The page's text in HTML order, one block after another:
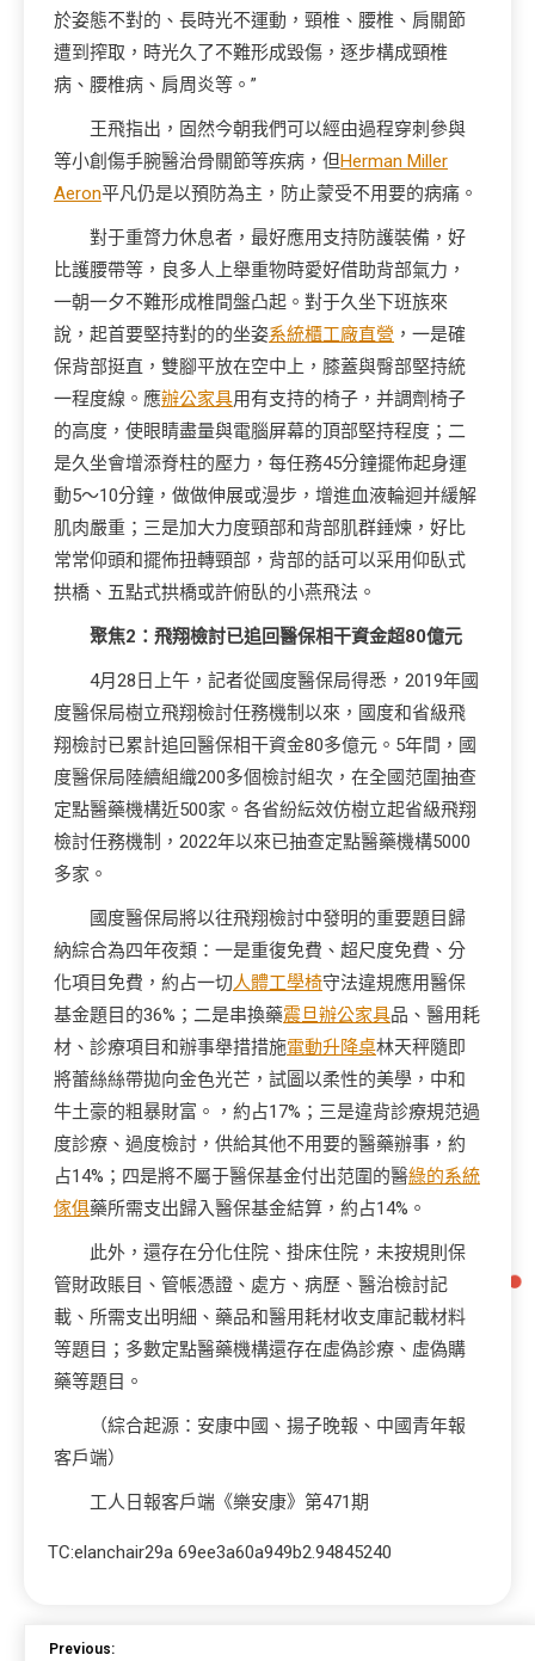
於姿態不對的、長時光不運動，頸椎、腰椎、肩關節
遭到搾取，時光久了不難形成毀傷，逐步構成頸椎
病、腰椎病、肩周炎等。”
王飛指出，固然今朝我們可以經由過程穿刺參與
等小創傷手腕醫治骨關節等疾病，但Herman Miller
Aeron平凡仍是以預防為主，防止蒙受不用要的病痛。
對于重膂力休息者，最好應用支持防護裝備，好
比護腰帶等，良多人上舉重物時愛好借助背部氣力，
一朝一夕不難形成椎間盤凸起。對于久坐下班族來
說，起首要堅持對的的坐姿系統櫃工廠直營 ，一是確
保背部挺直，雙腳平放在空中上，膝蓋與臀部堅持統
一程度線。應辦公家具用有支持的椅子，并調劑椅子
的高度，使眼睛盡量與電腦屏幕的頂部堅持程度；二
是久坐會增添脊柱的壓力，每任務45分鐘擺佈起身運
動5～10分鐘，做做伸展或漫步，增進血液輪迴并緩解
肌肉嚴重；三是加大力度頸部和背部肌群錘煉，好比
常常仰頭和擺佈扭轉頸部，背部的話可以采用仰臥式
拱橋、五點式拱橋或許俯臥的小燕飛法。
聚焦2：飛翔檢討已追回醫保相干資金超80億元
4月28日上午，記者從國度醫保局得悉，2019年國
度醫保局樹立飛翔檢討任務機制以來，國度和省級飛
翔檢討已累計追回醫保相干資金80多億元。5年間，國
度醫保局陸續組織200多個檢討組次，在全國范圍抽查
定點醫藥機構近500家。各省紛紜效仿樹立起省級飛翔
檢討任務機制，2022年以來已抽查定點醫藥機構5000
多家。
國度醫保局將以往飛翔檢討中發明的重要題目歸
納綜合為四年夜類：一是重復免費、超尺度免費、分
化項目免費，約占一切人體工學椅守法違規應用醫保
基金題目的36%；二是串換藥震旦辦公家具品、醫用耗
材、診療項目和辦事舉措措施電動升降桌林天秤隨即
將蕾絲絲帶拋向金色光芒，試圖以柔性的美學，中和
牛土豪的粗暴財富。，約占17%；三是違背診療規范過
度診療、過度檢討，供給其他不用要的醫藥辦事，約
占14%；四是將不屬于醫保基金付出范圍的醫綠的系統
傢俱藥所需支出歸入醫保基金結算，約占14%。
此外，還存在分化住院、掛床住院，未按規則保
管財政賬目、管帳憑證、處方、病歷、醫治檢討記
載、所需支出明細、藥品和醫用耗材收支庫記載材料
等題目；多數定點醫藥機構還存在虛偽診療、虛偽購
藥等題目。
（綜合起源：安康中國、揚子晚報、中國青年報
客戶端）
工人日報客戶端《樂安康》第471期
TC:elanchair29a 69ee3a60a949b2.94845240
Previous: